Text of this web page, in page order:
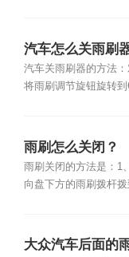
汽车怎么关雨刷
汽车关雨刷器的方法
将雨刷调节旋钮旋转
雨刷怎么关闭？
雨刷关闭的方法是：1
向盘下方的雨刷拨杆
大众汽车后面的